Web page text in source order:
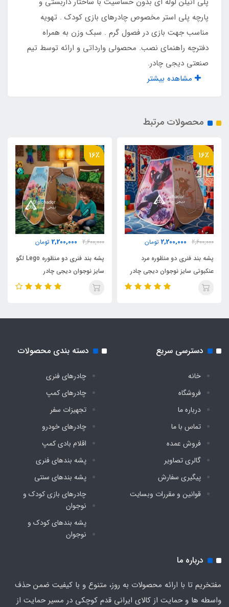
مناسب برای سن
مناسب برای
پنجره واقعی
دارد
کیف حمل مخصوص
دارد
وزن
۱۴۰۰ گرم
ابعاد بسته بندی
چین
A plus
پارچه پلی استر مخصوص چادرهای بازی کودک . تهویه
مناسب جهت بازی در فصول گرم . سبک وزن به همراه
دفترچه راهنمای نصب. محصولی وارداتی و ارائه توسط تیم
صنعتی دیجی چادر.
مشاهده بیشتر
محصولات مرتبط
16٪
2,600,000
2,200,000 تومان
پشه بند فنری دو منظوره مرد
عنکبوتی سایز نوجوان دیجی چادر
16٪
2,600,000
2,200,000 تومان
پشه بند فنری دو منظوره Lego لگو
سایز نوجوان دیجی چادر
دسترسی سریع
خانه
فروشگاه
درباره ما
تماس با ما
فروش عمده
گالری تصاویر
پیگیری سفارش
قوانین و مقررات وبسایت
دسته بندی محصولات
چادرهای فنری
چادرهای کمپ
تجهیزات سفر
چادرهای خودرو
اقلام بادی کمپ
پشه‌ بندهای فنری
پشه‌ بندهای سنتی
چادرهای بازی کودک و
نوجوان
پشه‌ بندهای کودک و
نوجوان
درباره ما
مفتخریم تا با ارائه محصولات به روز، متنوع و با کیفیت ضمن حذف
واسطه ها و حمایت از کالای ایرانی قدم کوچکی در مسیر حمایت از